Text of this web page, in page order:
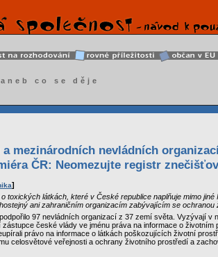
aneb co se děje
a mezinárodních nevládních
ČR: Neomezujte registr
]
toxických látkách, které v České republice naplňuje mimo jiné
ani zahraničním organizacím zabývajícím se ochranou
97 nevládních organizací z 37 zemí světa. Vyzývají v
zástupce české vlády ve jménu práva na informace o životním
právo na informace o látkách poškozujících životní
celosvětové veřejnosti a ochrany životního prostředí a